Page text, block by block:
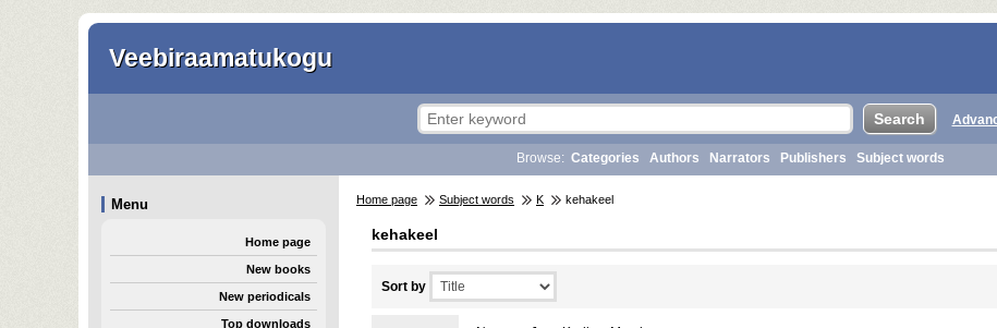
Veebiraamatukogu
Browse: Categories Authors Narrators Publishers Subject words
Menu
Home page
New books
New periodicals
Top downloads
Home page Subject words K kehakeel
kehakeel
Sort by